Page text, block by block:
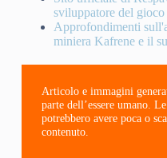
sviluppatore del gioco
Approfondimenti
miniera Kafrene e il
Articolo e immagini
parte dell’essere umano.
potrebbero avere poca o
contenuto.